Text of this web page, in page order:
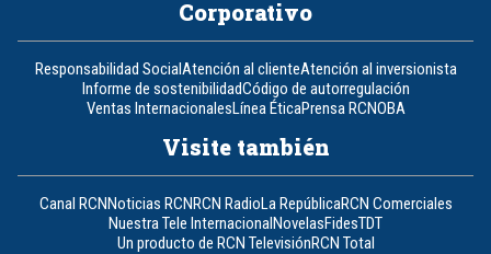
Corporativo
Responsabilidad SocialAtención al clienteAtención al inversionista
Informe de sostenibilidadCódigo de autorregulación
Ventas InternacionalesLínea ÉticaPrensa RCNOBA
Visite también
Canal RCNNoticias RCNRCN RadioLa RepúblicaRCN Comerciales
Nuestra Tele InternacionalNovelasFidesTDT
Un producto de RCN TelevisiónRCN Total